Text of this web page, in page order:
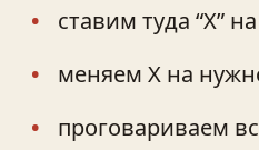
ставим туда “Х”
меняем Х на
проговариваем